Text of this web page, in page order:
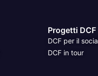
Progetti DCF
DCF per il
DCF in tour